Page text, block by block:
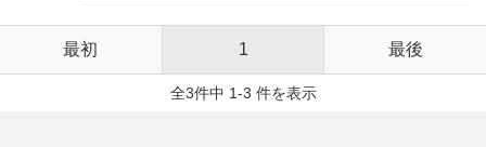
最初 1 最後
全3件中 1-3 件を表示